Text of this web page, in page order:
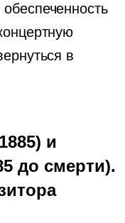
в
и
до смерти).